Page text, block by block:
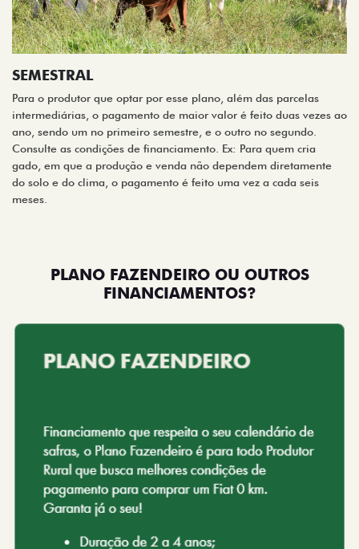
SEMESTRAL
Para o produtor que optar por esse plano, além das parcelas
intermediárias, o pagamento de maior valor é feito duas vezes ao
ano, sendo um no primeiro semestre, e o outro no segundo.
Consulte as condições de financiamento. Ex: Para quem cria
gado, em que a produção e venda não dependem diretamente
do solo e do clima, o pagamento é feito uma vez a cada seis
meses.
PLANO FAZENDEIRO OU OUTROS
FINANCIAMENTOS?